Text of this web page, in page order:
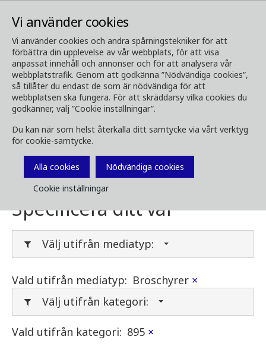
Vi använder cookies
Vi använder cookies och andra spårningstekniker för att
förbättra din upplevelse av vår webbplats, för att visa
anpassat innehåll och annonser och för att analysera vår
webbplatstrafik. Genom att godkänna ”Nödvändiga cookies”,
så tillåter du endast de som är nödvändiga för att
webbplatsen ska fungera. För att skräddarsy vilka cookies du
godkänner, välj ”Cookie inställningar”.
Du kan när som helst återkalla ditt samtycke via vårt verktyg
för cookie-samtycke.
Alla cookies
Nödvändiga cookies
Cookie inställningar
Media Ladda ner media
Ladda ner media
Här kan du ladda ner broschyrer, bilder, videor,
kundtidningar och annan media. Filtrera på
typ eller kategori i menyerna nedan.
Specificera ditt val
Välj utifrån mediatyp:
Vald utifrån mediatyp: Broschyrer ×
Välj utifrån kategori:
Vald utifrån kategori: 895 ×